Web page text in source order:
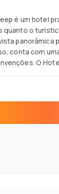
é um hotel
quanto o
panorâmica
conta com
O